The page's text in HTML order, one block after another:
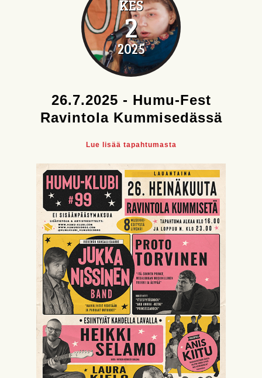
KES
2
2025
26.7.2025 - Humu-Fest
Ravintola Kummisedässä
Lue lisää tapahtumasta